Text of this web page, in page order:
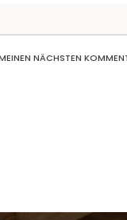
NÄCHSTEN